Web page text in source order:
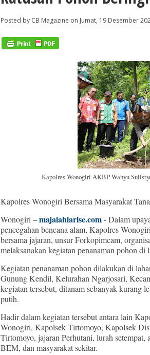
Posted by CB Magazine on Jumat, 19 Desember
Kapolres Wonogiri AKBP Wahyu
Kapolres Wonogiri Bersama Masyarakat
Wonogiri –majalahlarise.com- Dalam
pencegahan bencana alam, Kapolres
bersama jajaran, unsur Forkopimcam,
melaksanakan kegiatan penanaman pohon
Kegiatan penanaman pohon dilakukan di
Gunung Kendil, Kelurahan Ngarjosari,
kegiatan tersebut, ditanam sebanyak kurang
putih.
Hadir dalam kegiatan tersebut antara lain
Wonogiri, Kapolsek Tirtomoyo, Kapolsek
Tirtomoyo, jajaran Perhutani, lurah
BEM, dan masyarakat sekitar.